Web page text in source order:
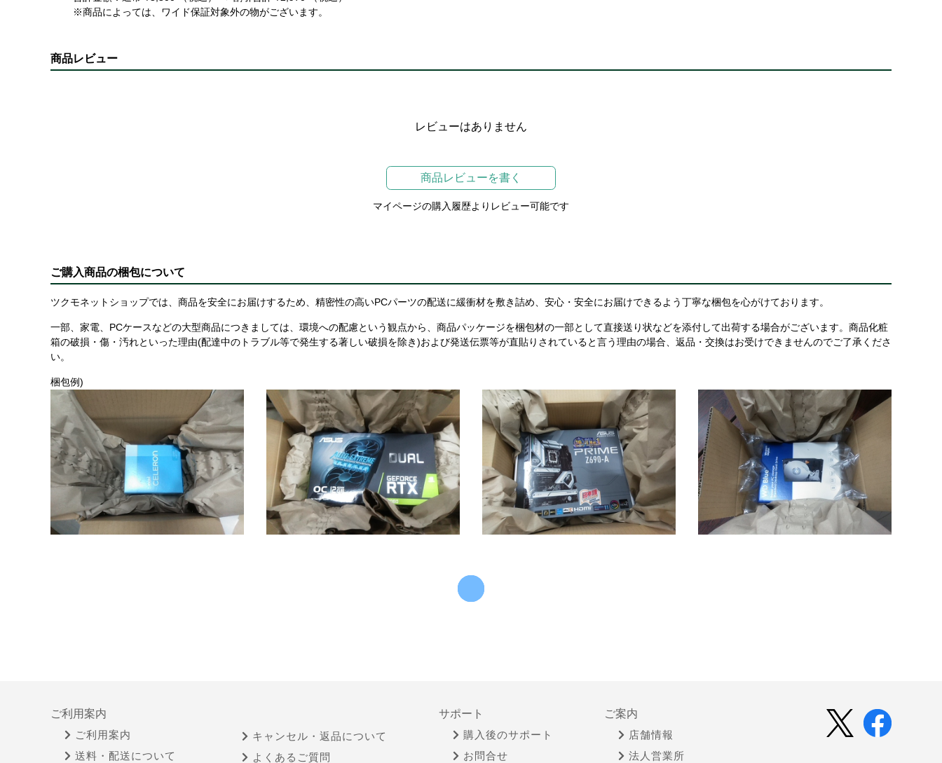
※商品によっては、ワイド保証対象外の物がございます。
商品レビュー
レビューはありません
商品レビューを書く
マイページの購入履歴よりレビュー可能です
ご購入商品の梱包について
ツクモネットショップでは、商品を安全にお届けするため、精密性の高いPCパーツの配送に緩衝材を敷き詰め、安心・安全にお届けできるよう丁寧な梱包を心がけております。
一部、家電、PCケースなどの大型商品につきましては、環境への配慮という観点から、商品パッケージを梱包材の一部として直接送り状などを添付して出荷する場合がございます。商品化粧
箱の破損・傷・汚れといった理由(配達中のトラブル等で発生する著しい破損を除き)および発送伝票等が直貼りされていると言う理由の場合、返品・交換はお受けできませんのでご了承くださ
い。
梱包例)
ご利用案内
ご利用案内
送料・配送について
キャンセル・返品について
よくあるご質問
サポート
購入後のサポート
お問合せ
ご案内
店舗情報
法人営業所